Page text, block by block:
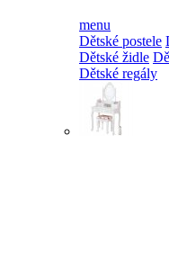
menu
Dětské postele
Dětské židle
Dětské regály